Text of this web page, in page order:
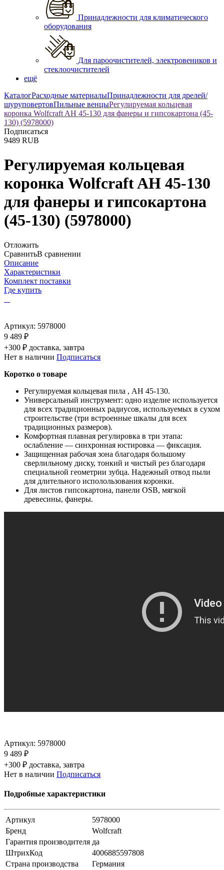
Принадлежности для климатического
оборудования
Для пароочистителей, электровеников и
стеклоочистителей
ещё
КаталогРасходные материалыПринадлежности для дрелей/
шуруповертовПильные венцыРегулируемая кольцевая
коронка Wolfcraft AH 45-130 для фанеры и гипсокартона (45-
130) (5978000)
Подписаться
9489 RUB
Регулируемая кольцевая
коронка Wolfcraft AH 45-130
для фанеры и гипсокартона
(45-130) (5978000)
Отложить
СравнитьВ сравнении
Описание
Характеристики
Комплект поставки
Где купить
Артикул: 5978000
9 489 ₽
+300 ₽ доставка, завтра
Нет в наличии Подписаться
Коротко о товаре
Регулируемая кольцевая пила , AH 45-130.
Универсальный инструмент: одно изделие используется
для всех традиционных радиусов, используемых в сухом
строительстве (три встроенные шкалы для всех
традиционных размеров).
Комфортная плавная регулировка в три этапа:
ослабление — синхронная юстировка — фиксация.
Защищенная рабочая зона благодаря большому
сверлильному диску, тонкий и чистый рез благодаря
специальной геометрии зубца. Надежный отвод пыли
для длительного исполользования коронки.
Для листов гипсокартона, панели OSB, мягкой
древесины, фанеры.
Артикул: 5978000
9 489 ₽
+300 ₽ доставка, завтра
Нет в наличии Подписаться
Подробные характеристики
Артикул
5978000
Бренд
Wolfcraft
Гарантия производителя да
ШтрихКод
4006885597808
Страна производства
Германия